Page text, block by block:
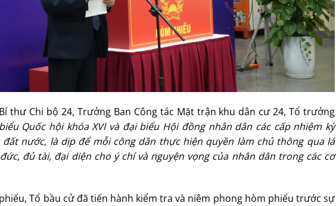
thư Chi bộ 24, Trưởng Ban Công tác Mặt trận khu dân cư 24, Tổ trưởng
Quốc hội khóa XVI và đại biểu Hội đồng nhân dân các cấp nhiệm kỳ
nước, là dịp để mỗi công dân thực hiện quyền làm chủ thông qua lá
đủ tài, đại diện cho ý chí và nguyện vọng của nhân dân trong các cơ
Tổ bầu cử đã tiến hành kiểm tra và niêm phong hòm phiếu trước sự